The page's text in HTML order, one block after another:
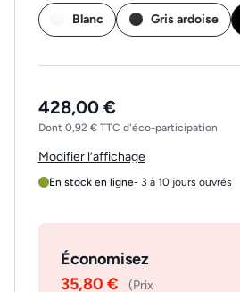
Blanc Gris ardoise
428,00 €
Dont 0,92 € TTC d'éco-participation
Modifier l’affichage
En stock en ligne- 3 à 10 jours ouvrés
Économisez
35,80 €
(Prix